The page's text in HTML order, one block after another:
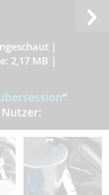
|
2,17 MB |
”